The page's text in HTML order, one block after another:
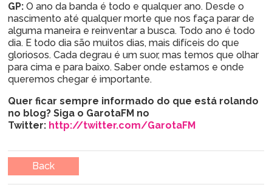
GP: O ano da banda é todo e qualquer ano. Desde o
nascimento até qualquer morte que nos faça parar de
alguma maneira e reinventar a busca. Todo ano é todo
dia. E todo dia são muitos dias, mais difíceis do que
gloriosos. Cada degrau é um suor, mas temos que olhar
para cima e para baixo. Saber onde estamos e onde
queremos chegar é importante.
Quer ficar sempre informado do que está rolando
no blog? Siga o GarotaFM no
Twitter: http://twitter.com/GarotaFM
Back